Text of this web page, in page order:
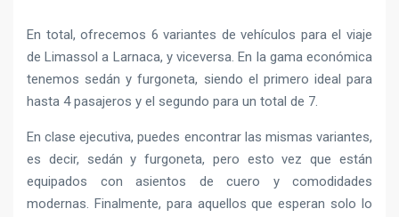
En total, ofrecemos 6 variantes de vehículos para el viaje
de Limassol a Larnaca, y viceversa. En la gama económica
tenemos sedán y furgoneta, siendo el primero ideal para
hasta 4 pasajeros y el segundo para un total de 7.
En clase ejecutiva, puedes encontrar las mismas variantes,
es decir, sedán y furgoneta, pero esto vez que están
equipados con asientos de cuero y comodidades
modernas. Finalmente, para aquellos que esperan solo lo